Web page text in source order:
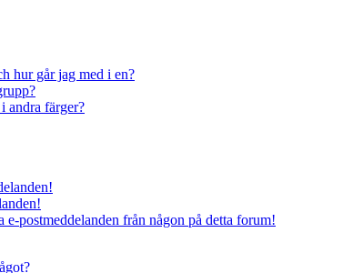
hur går jag med i en?
andra färger?
e-postmeddelanden från någon på detta forum!